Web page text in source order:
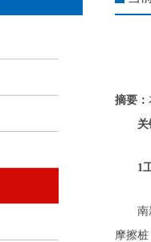
摘要：
1工
南新
摩擦桩